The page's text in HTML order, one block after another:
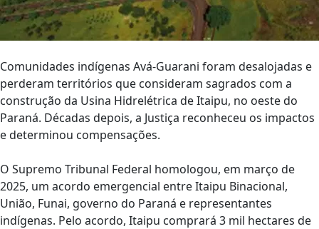
Comunidades indígenas Avá-Guarani foram desalojadas e
perderam territórios que consideram sagrados com a
construção da Usina Hidrelétrica de Itaipu, no oeste do
Paraná. Décadas depois, a Justiça reconheceu os impactos
e determinou compensações.
O Supremo Tribunal Federal homologou, em março de
2025, um acordo emergencial entre Itaipu Binacional,
União, Funai, governo do Paraná e representantes
indígenas. Pelo acordo, Itaipu comprará 3 mil hectares de